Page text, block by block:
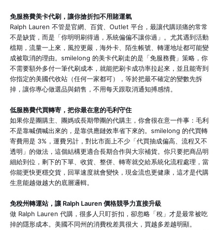
免服務費美卡代刷，讓你搶折扣不用賭運氣
Ralph Lauren 不管是官網、百貨、Outlet 平台，最讓代購頭痛的常常
不是缺貨，而是「你明明刷得過，系統偏偏不讓你過」。尤其遇到活動
檔期，流量一上來，風控更嚴，海外卡、陌生帳號、轉運地址都可能變
成被取消的理由。smilelong 的美卡代刷走的是「免服務費」策略，你
不需要額外多付一筆代刷成本，就能把刷卡成功率拉起來，並且能寄到
你指定的美國代收站（任何一家都可），等於把最不確定的變數先拆
掉，讓你專心做選品與銷售，不用每天跟取消通知搏感情。
低服務費代買轉寄，把你最在意的毛利守住
如果你是團購主、團媽或長期帶團的代購主，你會很在意一件事：毛利
不是靠喊價喊出來的，是靠供應鏈效率省下來的。smilelong 的代買轉
寄費用是 3%，運費另計，對比市面上不少「代買抽成偏高、流程又不
透明」的做法，這個結構更適合長期合作與大宗補貨。你只要把商品明
細給到位，剩下的下單、收貨、整併、轉寄就交給系統化流程處理，當
你能更快更穩交貨，回單速度就會變快，現金流也更健康，這才是代購
生意能越做越大的底層邏輯。
免稅州轉運站，讓 Ralph Lauren 價格競爭力直接升級
做 Ralph Lauren 代購，很多人只盯折扣，卻忽略「稅」才是最常被吃
掉的隱形成本。美國不同州的消費稅差異很大，買越多差越明顯。